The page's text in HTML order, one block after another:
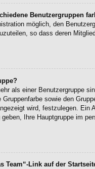
Benutzergruppen
möglich, den
so dass deren
als einer Benutzergruppe
Gruppenfarbe sowie den
wird, festzulegen. Ein
Ihre Hauptgruppe im
Team“-Link auf der